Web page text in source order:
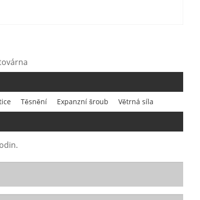
Těsnění Expanzní šroub Větrná síla